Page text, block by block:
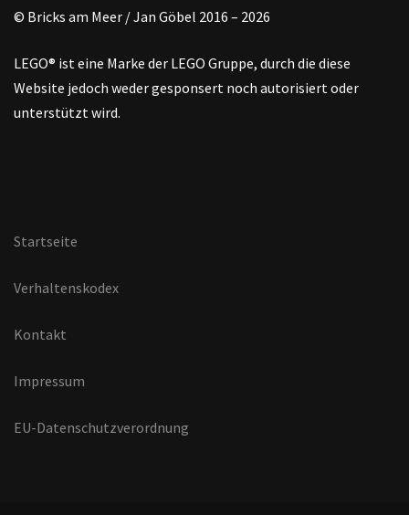
© Bricks am Meer / Jan Göbel 2016 – 2026
LEGO® ist eine Marke der LEGO Gruppe, durch die diese
Website jedoch weder gesponsert noch autorisiert oder
unterstützt wird.
Startseite
Verhaltenskodex
Kontakt
Impressum
EU-Datenschutzverordnung